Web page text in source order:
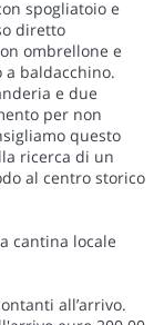
spogliatoio e
diretto
ombrellone e
a baldacchino.
e due
per non
questo
ricerca di un
al centro storico
cantina locale
all’arrivo.